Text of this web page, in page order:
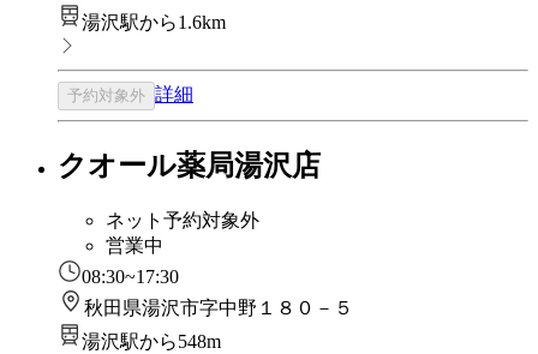
湯沢駅から1.6km
予約対象外 詳細
クオール薬局湯沢店
ネット予約対象外
営業中
08:30~17:30
秋田県湯沢市字中野１８０－５
湯沢駅から548m